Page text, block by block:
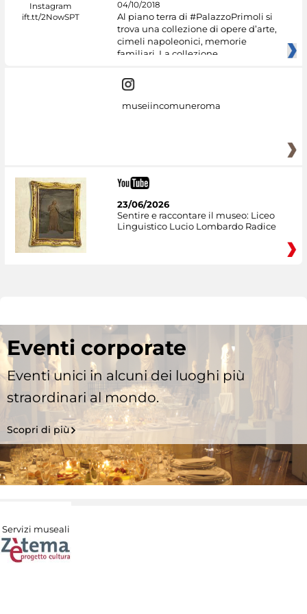
04/10/2018
Al piano terra di #PalazzoPrimoli si
trova una collezione di opere d’arte,
cimeli napoleonici, memorie
familiari. La collezione
museiincomuneroma
23/06/2026
Sentire e raccontare il museo: Liceo
Linguistico Lucio Lombardo Radice
Eventi corporate
Eventi unici in alcuni dei luoghi più
straordinari al mondo.
Scopri di più
Servizi museali